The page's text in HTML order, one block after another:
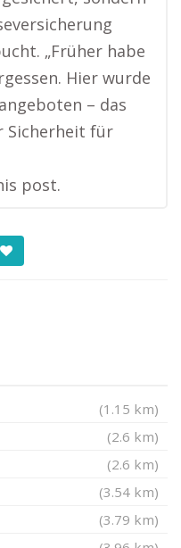
„Früher habe
Hier wurde
– das
Sicherheit für
post.
(1.15 km)
(2.6 km)
(2.6 km)
(3.54 km)
(3.79 km)